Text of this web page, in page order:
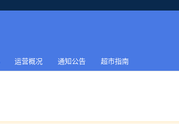
运营概况 通知公告 超市指南